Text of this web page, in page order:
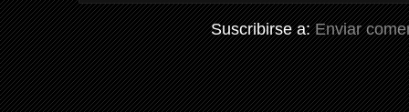
Suscribirse a:Enviar